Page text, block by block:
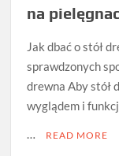
na
Jak dbać o stół
sprawdzonych
drewna Aby stół
wyglądem i
…
READ MORE